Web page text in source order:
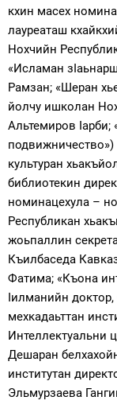
кхин масех
лауреаташ
Нохчийн
«Исламан
Рамзан; «Шеран
йолчу ишколан
Альтемиров Iарби;
культуран
библиотекин
номинацехула –
Республикан
жоьпаллин
Къилбаседа
Фатима; «Къона
Iилманийн доктор,
мехкадаьттан
Интеллектуальни
Дешаран
институтан
Эльмурзаева